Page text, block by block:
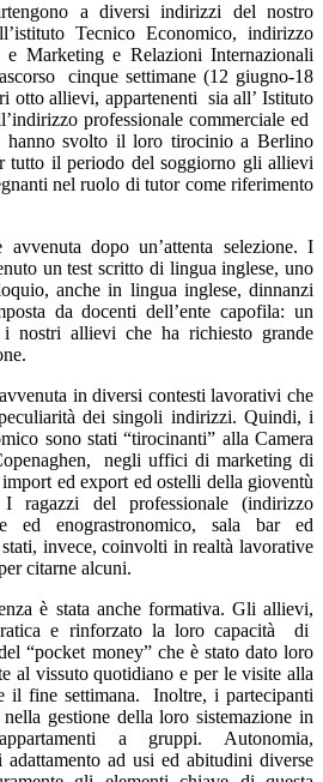
a diversi indirizzi del nostro
Tecnico Economico, indirizzo
e Marketing e Relazioni Internazionali
cinque settimane (12 giugno-18
otto allievi, appartenenti sia all’ Istituto
professionale commerciale ed
hanno svolto il loro tirocinio a Berlino
tutto il periodo del soggiorno gli allievi
nel ruolo di tutor come riferimento
dopo un’attenta selezione. I
un test scritto di lingua inglese, uno
anche in lingua inglese, dinnanzi
da docenti dell’ente capofila: un
nostri allievi che ha richiesto grande
in diversi contesti lavorativi che
dei singoli indirizzi. Quindi, i
sono stati “tirocinanti” alla Camera
negli uffici di marketing di
ed export ed ostelli della gioventù
ragazzi del professionale (indirizzo
ed enograstronomico, sala bar ed
invece, coinvolti in realtà lavorative
citarne alcuni.
è stata anche formativa. Gli allievi,
e rinforzato la loro capacità di
“pocket money” che è stato dato loro
al vissuto quotidiano e per le visite alla
il fine settimana. Inoltre, i partecipanti
gestione della loro sistemazione in
a gruppi. Autonomia,
ad usi ed abitudini diverse